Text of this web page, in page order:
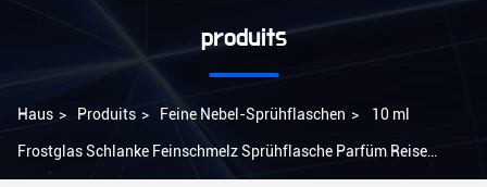
produits
Haus > Produits > Feine Nebel-Sprühflaschen > 10 ml
Frostglas Schlanke Feinschmelz Sprühflasche Parfüm Reise